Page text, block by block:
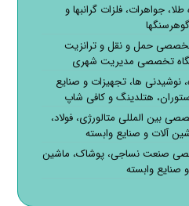
جواهرات، فلزات گرانبها و
گوهرسنگها
حمل و نقل و ترانزیت
تخصصی مدیریت شهری
نوشیدنی ها، تجهیزات و صنایع
هتلدینگ و کافی شاپ
بین المللی متالورژی، فولاد،
آلات و صنایع وابسته
صنعت نساجی، پوشاک، ماشین
صنایع وابسته